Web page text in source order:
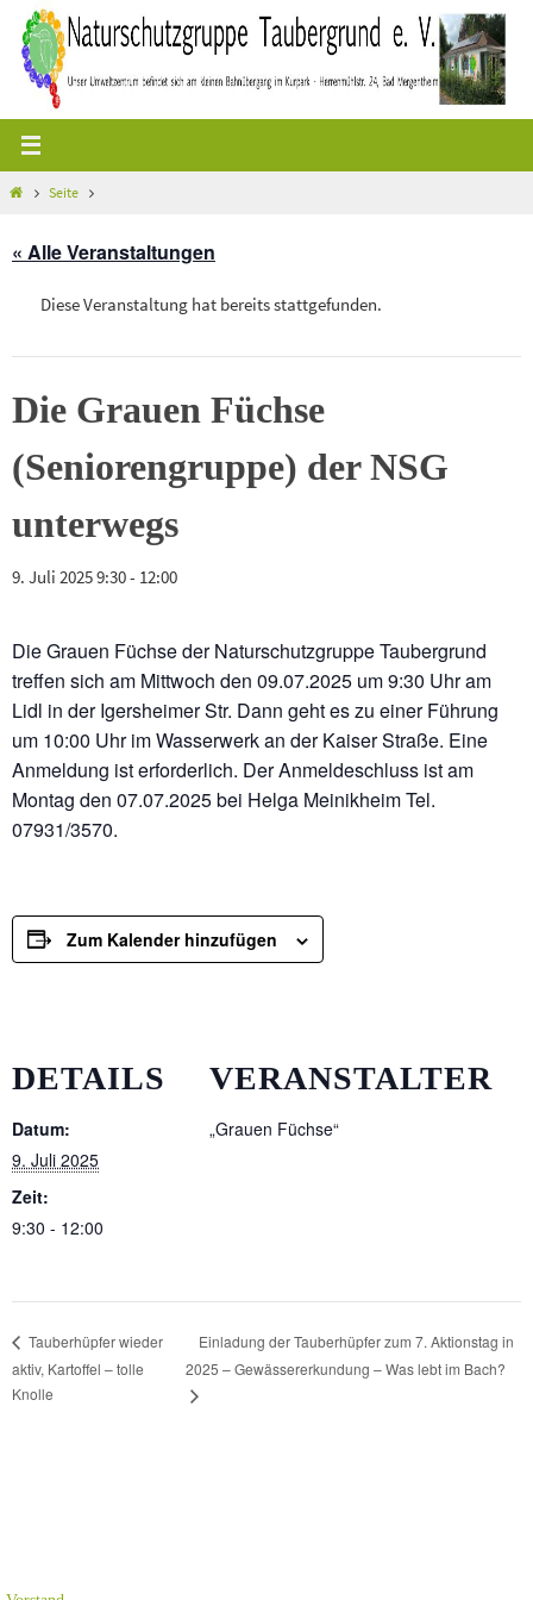
Zum
Inhalt
springen
StartSeite
« Alle Veranstaltungen
Diese Veranstaltung hat bereits stattgefunden.
Die Grauen Füchse
(Seniorengruppe) der NSG
unterwegs
9. Juli 2025 9:30- 12:00
Die Grauen Füchse der Naturschutzgruppe Taubergrund
treffen sich am Mittwoch den 09.07.2025 um 9:30 Uhr am
Lidl in der Igersheimer Str. Dann geht es zu einer Führung
um 10:00 Uhr im Wasserwerk an der Kaiser Straße. Eine
Anmeldung ist erforderlich. Der Anmeldeschluss ist am
Montag den 07.07.2025 bei Helga Meinikheim Tel.
07931/3570.
Zum Kalender hinzufügen
DETAILS
Datum:
9. Juli 2025
Zeit:
9:30 - 12:00
VERANSTALTER
„Grauen Füchse“
Tauberhüpfer wieder
aktiv, Kartoffel – tolle
Knolle
Einladung der Tauberhüpfer zum 7. Aktionstag in
2025 – Gewässererkundung – Was lebt im Bach?